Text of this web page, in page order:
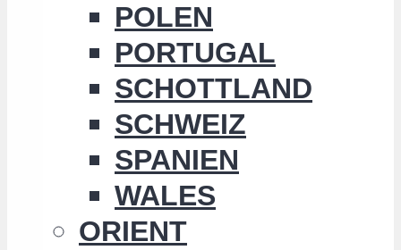
POLEN
PORTUGAL
SCHOTTLAND
SCHWEIZ
SPANIEN
WALES
ORIENT